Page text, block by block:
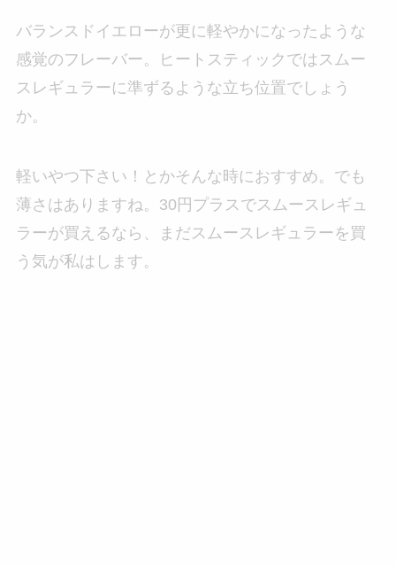
バランスドイエローが更に軽やかになったような
感覚のフレーバー。ヒートスティックではスムー
スレギュラーに準ずるような立ち位置でしょう
か。
軽いやつ下さい！とかそんな時におすすめ。でも
薄さはありますね。30円プラスでスムースレギュ
ラーが買えるなら、まだスムースレギュラーを買
う気が私はします。